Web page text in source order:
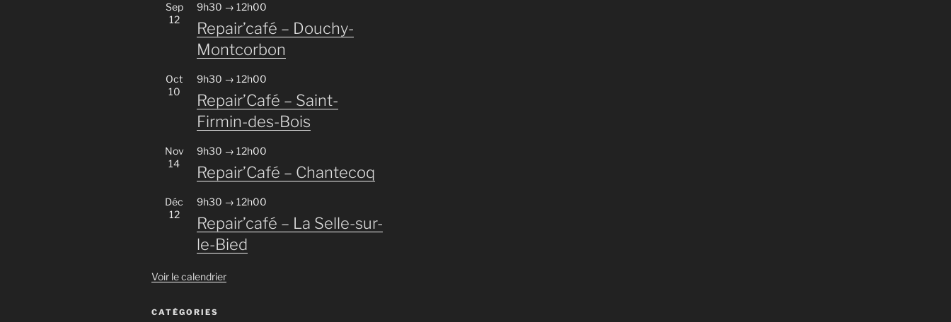
Sep
12
9h30 → 12h00
Repair’café – Douchy-
Montcorbon
Oct
10
9h30 → 12h00
Repair’Café – Saint-
Firmin-des-Bois
Nov
14
9h30 → 12h00
Repair’Café – Chantecoq
Déc
12
9h30 → 12h00
Repair’café – La Selle-sur-
le-Bied
Voir le calendrier
CATÉGORIES